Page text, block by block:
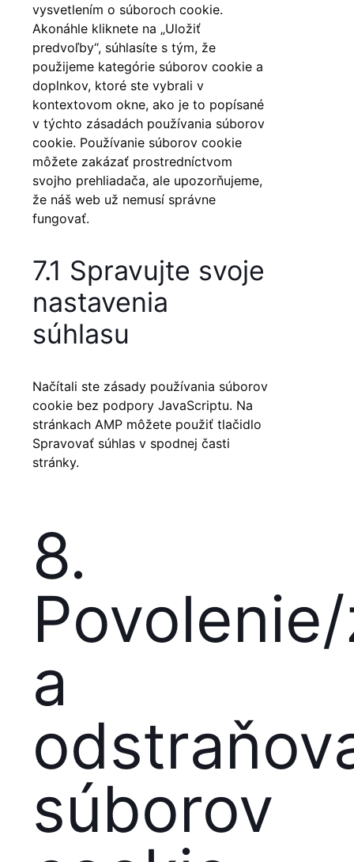
vysvetlením o súboroch cookie.
Akonáhle kliknete na „Uložiť
predvoľby“, súhlasíte s tým, že
použijeme kategórie súborov cookie a
doplnkov, ktoré ste vybrali v
kontextovom okne, ako je to popísané
v týchto zásadách používania súborov
cookie. Používanie súborov cookie
môžete zakázať prostredníctvom
svojho prehliadača, ale upozorňujeme,
že náš web už nemusí správne
fungovať.
7.1 Spravujte svoje
nastavenia
súhlasu
Načítali ste zásady používania súborov
cookie bez podpory JavaScriptu. Na
stránkach AMP môžete použiť tlačidlo
Spravovať súhlas v spodnej časti
stránky.
8.
a
súborov